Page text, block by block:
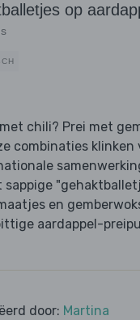
op
chili? Prei met
combinaties klinken
sappige
en
aardappel-
door: Martina